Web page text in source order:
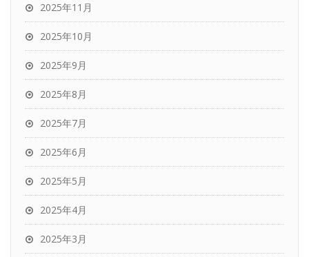
2025年11月
2025年10月
2025年9月
2025年8月
2025年7月
2025年6月
2025年5月
2025年4月
2025年3月